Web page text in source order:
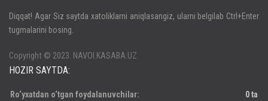
Паролни унутдингизми?
Diqqat! Agar Siz saytda xatoliklarni aniqlasangiz, ularni belgilab Ctrl+Enter
tugmalarini bosing.
Copyright © 2023. NAVOI.KASABA.UZ
HOZIR SAYTDA:
Ro‘yxatdan o‘tgan foydalanuvchilar:
0 ta